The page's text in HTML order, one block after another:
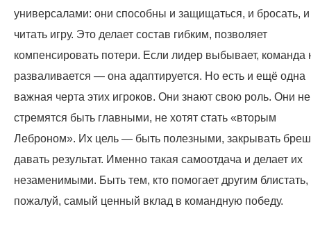
универсалами: они способны и защищаться, и бросать, и
читать игру. Это делает состав гибким, позволяет
компенсировать потери. Если лидер выбывает, команда
разваливается — она адаптируется. Но есть и ещё одна
важная черта этих игроков. Они знают свою роль. Они не
стремятся быть главными, не хотят стать «вторым
Леброном». Их цель — быть полезными, закрывать
давать результат. Именно такая самоотдача и делает их
незаменимыми. Быть тем, кто помогает другим
пожалуй, самый ценный вклад в командную победу.